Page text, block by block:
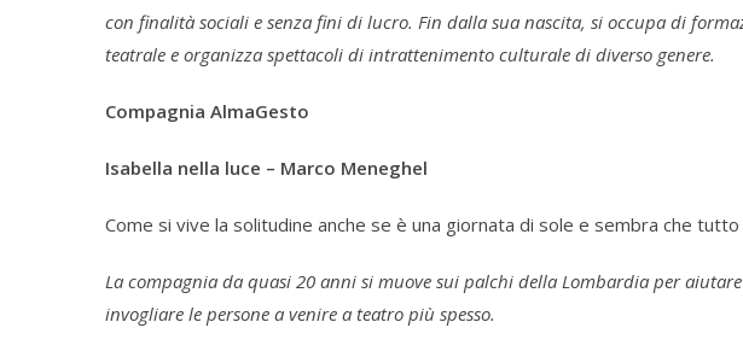
con finalità sociali e senza fini di lucro. Fin dalla sua nascita, si occupa di
teatrale e organizza spettacoli di intrattenimento culturale di diverso genere.
Compagnia AlmaGesto
Isabella nella luce – Marco Meneghel
Come si vive la solitudine anche se è una giornata di sole e sembra che tutto
La compagnia da quasi 20 anni si muove sui palchi della Lombardia per
invogliare le persone a venire a teatro più spesso.